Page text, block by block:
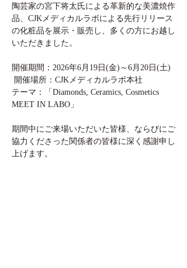
陶芸家の宮下将太氏による革新的な美濃焼作
品、CJKメディカルラボによる先行リリース
の化粧品を展示・販売し、多くの方にお越し
いただきました。
開催期間：2026年6月19日(金)～6月20日(土)
開催場所：CJKメディカルラボ本社
テーマ：「Diamonds, Ceramics, Cosmetics
MEET IN LABO」
期間中にご来場いただいた皆様、ならびにご
協力くださった関係者の皆様に深く感謝申し
上げます。